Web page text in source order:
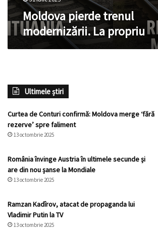
Moldova pierde trenul
modernizării. La propriu
Ultimele știri
Curtea de Conturi confirmă: Moldova merge ‘fără
rezerve’ spre faliment
13 octombrie 2025
România învinge Austria în ultimele secunde și
are din nou șanse la Mondiale
13 octombrie 2025
Ramzan Kadîrov, atacat de propaganda lui
Vladimir Putin la TV
13 octombrie 2025